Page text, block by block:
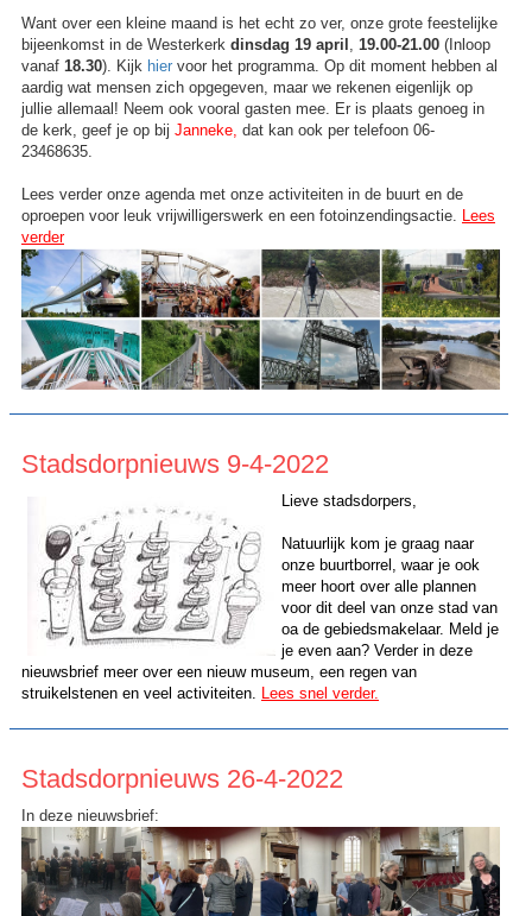
Want over een kleine maand is het echt zo ver, onze grote feestelijke
bijeenkomst in de Westerkerk dinsdag 19 april 19.00-21.00 (Inloop
vanaf 18.30). Kijk hier voor het programma. Op dit moment hebben al
aardig wat mensen zich opgegeven, maar we rekenen eigenlijk op
jullie allemaal! Neem ook vooral gasten mee. Er is plaats genoeg in
de kerk, geef je op bij Janneke dat kan ook per telefoon 06-
23468635.
Lees verder onze agenda met onze activiteiten in de buurt en de
oproepen voor leuk vrijwilligerswerk en een fotoinzendingsactie. Lees
verder
Stadsdorpnieuws 9-4-2022
Lieve stadsdorpers,
Natuurlijk kom je graag naar
onze buurtborrel, waar je ook
meer hoort over alle plannen
voor dit deel van onze stad van
oa de gebiedsmakelaar. Meld je
je even aan? Verder in deze
nieuwsbrief meer over een nieuw museum, een regen van
struikelstenen en veel activiteiten. Lees snel verder.
Stadsdorpnieuws 26-4-2022
In deze nieuwsbrief: